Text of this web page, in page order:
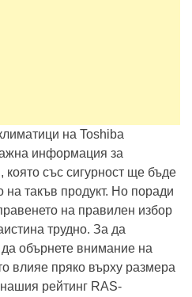
на Toshiba
информация за
която със сигурност ще бъде
на такъв продукт. Но поради
на правилен избор
трудно. За да
обърнете внимание на
влияе пряко върху размера
рейтинг RAS-